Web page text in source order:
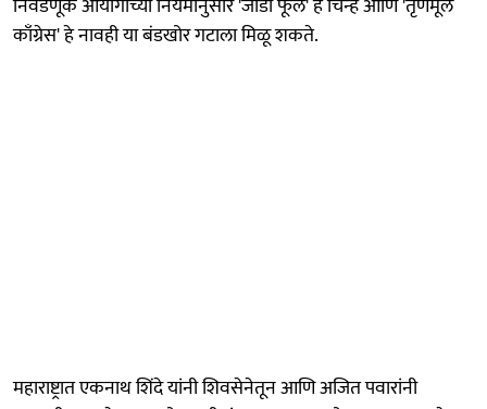
निवडणूक आयोगाच्या नियमांनुसार 'जोडा फूल' हे चिन्ह आणि 'तृणमूल
काँग्रेस' हे नावही या बंडखोर गटाला मिळू शकते.
महाराष्ट्रात एकनाथ शिंदे यांनी शिवसेनेतून आणि अजित पवारांनी